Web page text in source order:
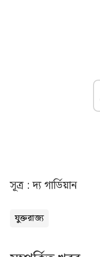
সূত্র : দ্য গার্ডিয়ান
যুক্তরাজ্য